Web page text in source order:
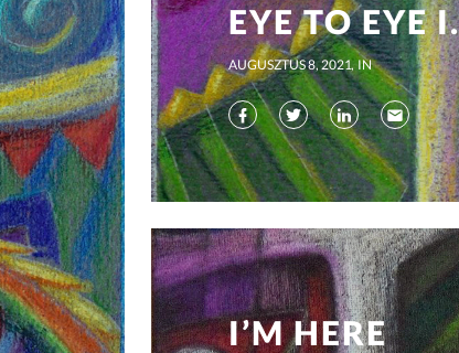
EYE TO EYE I.
AUGUSZTUS 8, 2021 IN
I’M HERE